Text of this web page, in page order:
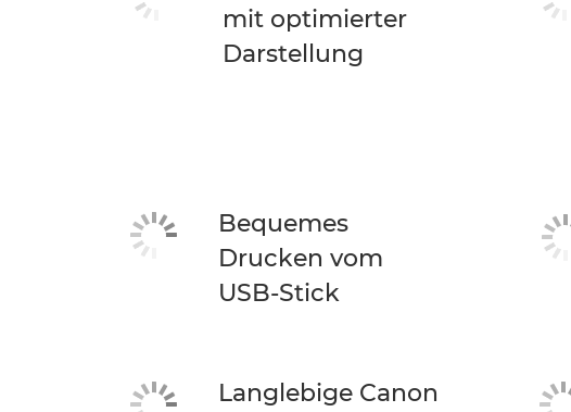
mit optimierter
Darstellung
Bequemes
Drucken vom
USB-Stick
Langlebige Canon